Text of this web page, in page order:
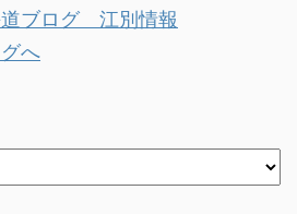
ブログ 江別情報
へ